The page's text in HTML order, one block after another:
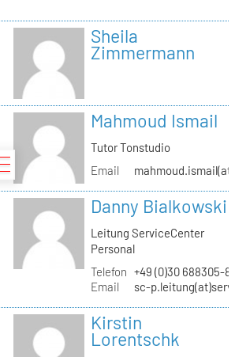
Sheila
Zimmermann
Mahmoud Ismail
Tutor Tonstudio
Email
Danny Bialkowski
Leitung ServiceCenter
Personal
Telefon +49 (0)30 688305-
Email
sc-
Kirstin
Lorentschk